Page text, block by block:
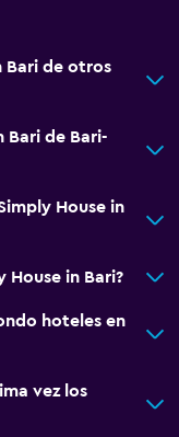
Bari de otros
Bari de Bari-
House in
House in Bari?
hoteles en
vez los